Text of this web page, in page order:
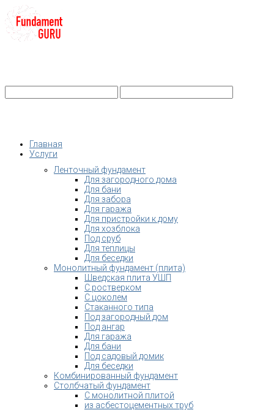
Главная
Услуги
Ленточный фундамент
Для загородного дома
Для бани
Для забора
Для гаража
Для пристройки к дому
Для хозблока
Под сруб
Для теплицы
Для беседки
Монолитный фундамент (плита)
Шведская плита УШП
С ростверком
С цоколем
Стаканного типа
Под загородный дом
Под ангар
Для гаража
Для бани
Под садовый домик
Для беседки
Комбинированный фундамент
Столбчатый фундамент
С монолитной плитой
из асбестоцементных труб